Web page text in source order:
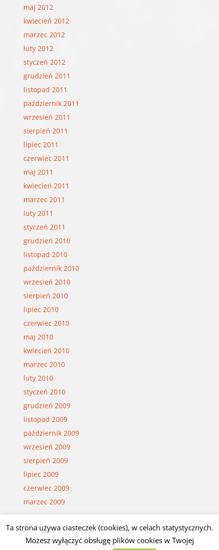
maj 2012
kwiecień 2012
marzec 2012
luty 2012
styczeń 2012
grudzień 2011
listopad 2011
październik 2011
wrzesień 2011
sierpień 2011
lipiec 2011
czerwiec 2011
maj 2011
kwiecień 2011
marzec 2011
luty 2011
styczeń 2011
grudzień 2010
listopad 2010
październik 2010
wrzesień 2010
sierpień 2010
lipiec 2010
czerwiec 2010
maj 2010
kwiecień 2010
marzec 2010
luty 2010
styczeń 2010
grudzień 2009
listopad 2009
październik 2009
wrzesień 2009
sierpień 2009
lipiec 2009
czerwiec 2009
marzec 2009
© Czesław Białczyński
Ta strona używa ciasteczek (cookies), w celach statystycznych.
Możesz wyłączyć obsługę plików cookies w Twojej